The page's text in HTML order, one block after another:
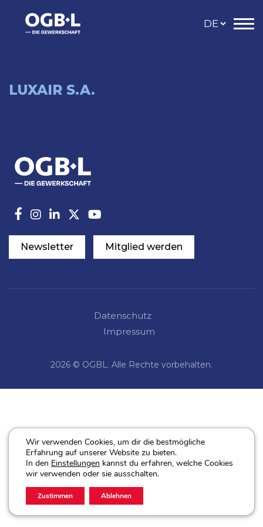
LUXAIR S.A.
Newsletter Mitglied werden
Datenschutz
Impressum
2026 © OGBL. Alle Rechte vorbehalten.
Wir verwenden Cookies, um dir die bestmögliche
Erfahrung auf unserer Website zu bieten.
In den Einstellungen kannst du erfahren, welche Cookies
wir verwenden oder sie ausschalten.
Zustimmen Ablehnen